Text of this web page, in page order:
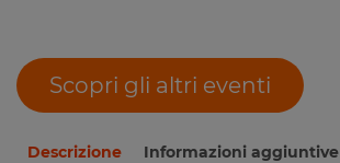
Scopri gli altri eventi
Descrizione Informazioni aggiuntive